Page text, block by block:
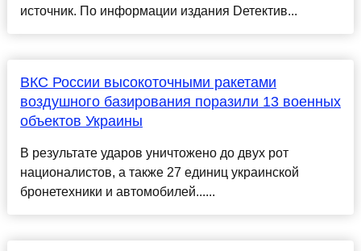
источник. По информации издания Dетектив...
ВКС России высокоточными ракетами
воздушного базирования поразили 13 военных
объектов Украины
В результате ударов уничтожено до двух рот
националистов, а также 27 единиц украинской
бронетехники и автомобилей......